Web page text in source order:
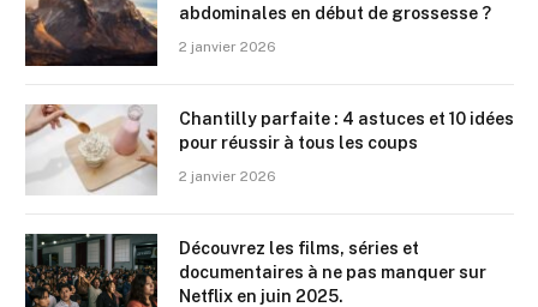
abdominales en début de grossesse ?
2 janvier 2026
Chantilly parfaite : 4 astuces et 10 idées
pour réussir à tous les coups
2 janvier 2026
Découvrez les films, séries et
documentaires à ne pas manquer sur
Netflix en juin 2025.